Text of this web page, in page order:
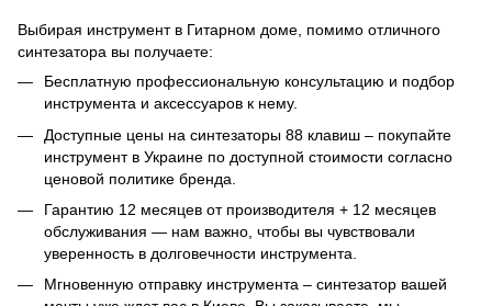
Выбирая инструмент в Гитарном доме, помимо отличного
синтезатора вы получаете:
Бесплатную профессиональную консультацию и подбор
инструмента и аксессуаров к нему.
Доступные цены на синтезаторы 88 клавиш – покупайте
инструмент в Украине по доступной стоимости согласно
ценовой политике бренда.
Гарантию 12 месяцев от производителя + 12 месяцев
обслуживания — нам важно, чтобы вы чувствовали
уверенность в долговечности инструмента.
Мгновенную отправку инструмента – синтезатор вашей